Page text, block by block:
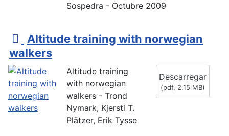
Sospedra - Octubre 2009
p
d
f
Altitude training with norwegian
walkers
Descarregar
(pdf, 2.15 MB)
Altitude training
with norwegian
walkers - Trond
Nymark, Kjersti T.
Plätzer, Erik Tysse